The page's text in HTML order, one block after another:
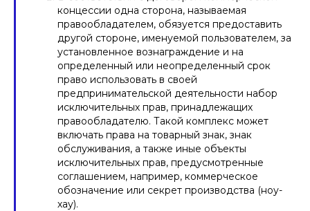
концессии одна сторона, называемая
правообладателем, обязуется предоставить
другой стороне, именуемой пользователем, за
установленное вознаграждение и на
определенный или неопределенный срок
право использовать в своей
предпринимательской деятельности набор
исключительных прав, принадлежащих
правообладателю. Такой комплекс может
включать права на товарный знак, знак
обслуживания, а также иные объекты
исключительных прав, предусмотренные
соглашением, например, коммерческое
обозначение или секрет производства (ноу-
хау).